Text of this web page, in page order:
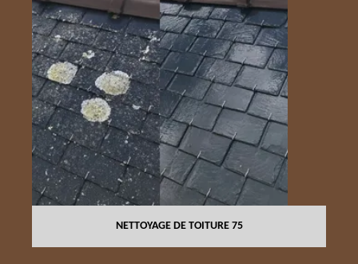
NETTOYAGE DE TOITURE 75